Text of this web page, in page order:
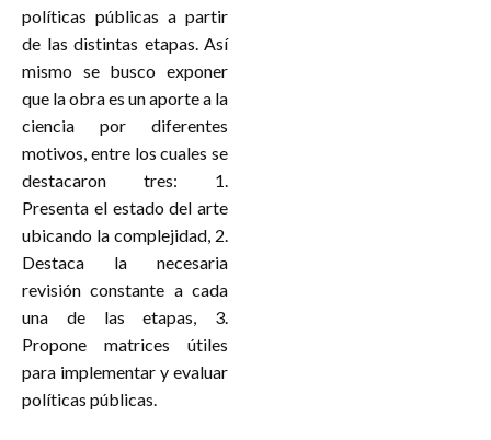
políticas públicas a partir
de las distintas etapas. Así
mismo se busco exponer
que la obra es un aporte a la
ciencia por diferentes
motivos, entre los cuales se
destacaron tres: 1.
Presenta el estado del arte
ubicando la complejidad, 2.
Destaca la necesaria
revisión constante a cada
una de las etapas, 3.
Propone matrices útiles
para implementar y evaluar
políticas públicas.